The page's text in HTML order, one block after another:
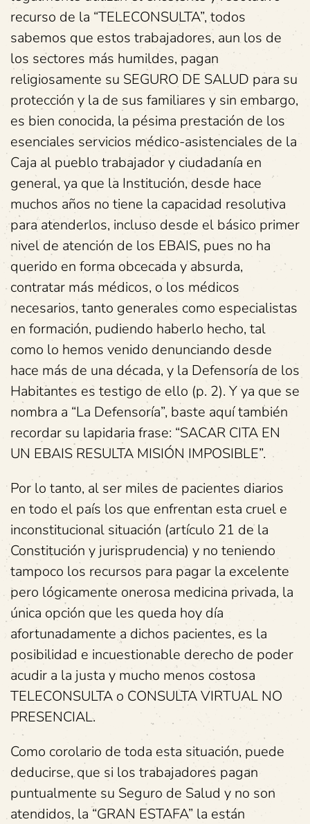
recurso de la “TELECONSULTA”, todos
sabemos que estos trabajadores, aun los de
los sectores más humildes, pagan
religiosamente su SEGURO DE SALUD para su
protección y la de sus familiares y sin embargo,
es bien conocida, la pésima prestación de los
esenciales servicios médico-asistenciales de la
Caja al pueblo trabajador y ciudadanía en
general, ya que la Institución, desde hace
muchos años no tiene la capacidad resolutiva
para atenderlos, incluso desde el básico primer
nivel de atención de los EBAIS, pues no ha
querido en forma obcecada y absurda,
contratar más médicos, o los médicos
necesarios, tanto generales como especialistas
en formación, pudiendo haberlo hecho, tal
como lo hemos venido denunciando desde
hace más de una década, y la Defensoría de los
Habitantes es testigo de ello (p. 2). Y ya que se
nombra a “La Defensoría”, baste aquí también
recordar su lapidaria frase: “SACAR CITA EN
UN EBAIS RESULTA MISIÓN IMPOSIBLE”.
Por lo tanto, al ser miles de pacientes diarios
en todo el país los que enfrentan esta cruel e
inconstitucional situación (artículo 21 de la
Constitución y jurisprudencia) y no teniendo
tampoco los recursos para pagar la excelente
pero lógicamente onerosa medicina privada, la
única opción que les queda hoy día
afortunadamente a dichos pacientes, es la
posibilidad e incuestionable derecho de poder
acudir a la justa y mucho menos costosa
TELECONSULTA o CONSULTA VIRTUAL NO
PRESENCIAL.
Como corolario de toda esta situación, puede
deducirse, que si los trabajadores pagan
puntualmente su Seguro de Salud y no son
atendidos, la “GRAN ESTAFA” la están